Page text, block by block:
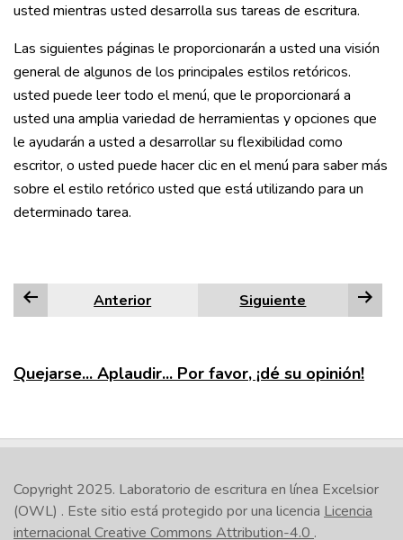
usted mientras usted desarrolla sus tareas de escritura.
Las siguientes páginas le proporcionarán a usted una visión
general de algunos de los principales estilos retóricos.
usted puede leer todo el menú, que le proporcionará a
usted una amplia variedad de herramientas y opciones que
le ayudarán a usted a desarrollar su flexibilidad como
escritor, o usted puede hacer clic en el menú para saber más
sobre el estilo retórico usted que está utilizando para un
determinado tarea.
Anterior Siguiente
Quejarse... Aplaudir... Por favor, ¡dé su opinión!
Copyright 2025. Laboratorio de escritura en línea Excelsior
(OWL) . Este sitio está protegido por una licencia Licencia
internacional Creative Commons Attribution-4.0 .